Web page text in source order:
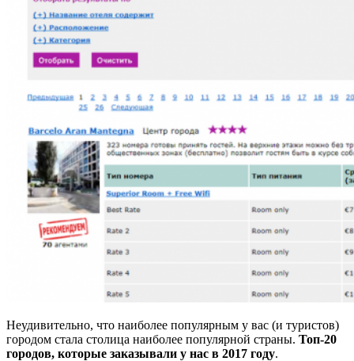
Неудивительно, что наиболее популярным у вас (и туристов)
городом стала столица наиболее популярной страны. Топ-20
городов, которые заказывали у нас в 2017 году.